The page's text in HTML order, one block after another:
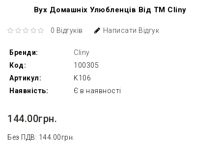
Вух Домашніх Улюбленців Від ТМ Cliny
0 Відгуків Написати Відгук
Бренди:
Cliny
Код:
100305
Артикул:
K106
Наявність:
Є в наявності
144.00грн.
Без ПДВ: 144.00грн.